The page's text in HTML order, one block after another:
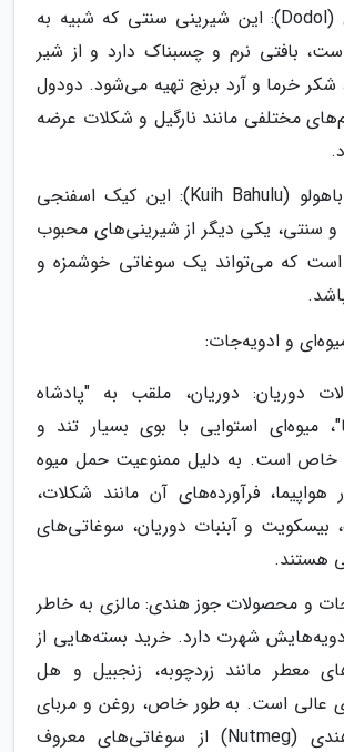
دودول (Dodol): این شیرینی سنتی که شبیه به
بافتی نرم و چسبناک دارد و از شیر
شکر خرما و آرد برنج تهیه می‌شود. دودول
مختلفی مانند نارگیل و شکلات عرضه
کوئیه باهولو (Kuih Bahulu): این کیک اسفنجی
سنتی، یکی دیگر از شیرینی‌های محبوب
است که می‌تواند یک سوغاتی خوشمزه و
و ادویه‌جات:
دوریان: دوریان، ملقب به "پادشاه
میوه‌ای استوایی با بوی بسیار تند و
است. به دلیل ممنوعیت حمل میوه
هواپیما، فرآورده‌های آن مانند شکلات،
بیسکویت و آبنبات دوریان، سوغاتی‌های
هستند.
و محصولات جوز هندی: مالزی به خاطر
شهرت دارد. خرید بسته‌هایی از
معطر مانند زردچوبه، زنجبیل و هل
عالی است. به طور خاص، روغن و مربای
جوز هندی (Nutmeg) از سوغاتی‌های معروف